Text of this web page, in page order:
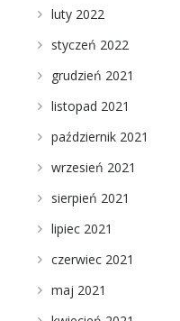
luty 2022
styczeń 2022
grudzień 2021
listopad 2021
październik 2021
wrzesień 2021
sierpień 2021
lipiec 2021
czerwiec 2021
maj 2021